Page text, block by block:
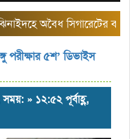
অবৈধ সিগারেটের বাজার
পরীক্ষার ৫শ’ ডিভাইস
» ১২:৫২ পূর্বাহ্ণ,